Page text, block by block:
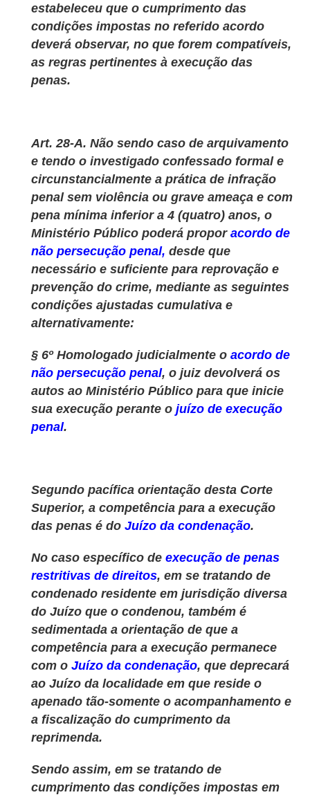
estabeleceu que o cumprimento das
condições impostas no referido acordo
deverá observar, no que forem compatíveis,
as regras pertinentes à execução das
penas.
Art. 28-A. Não sendo caso de arquivamento
e tendo o investigado confessado formal e
circunstancialmente a prática de infração
penal sem violência ou grave ameaça e com
pena mínima inferior a 4 (quatro) anos, o
Ministério Público poderá proporacordo de
não persecução penal, desde que
necessário e suficiente para reprovação e
prevenção do crime, mediante as seguintes
condições ajustadas cumulativa e
alternativamente:
§ 6º Homologado judicialmente oacordo de
não persecução penal, o juiz devolverá os
autos ao Ministério Público para que inicie
sua execução perante ojuízo de execução
penal.
Segundo pacífica orientação desta Corte
Superior, a competência para a execução
das penas é doJuízo da condenação.
No caso específico deexecução de penas
restritivas de direitos, em se tratando de
condenado residente em jurisdição diversa
do Juízo que o condenou, também é
sedimentada a orientação de que a
competência para a execução permanece
com oJuízo da condenação, que deprecará
ao Juízo da localidade em que reside o
apenado tão-somente o acompanhamento e
a fiscalização do cumprimento da
reprimenda.
Sendo assim, em se tratando de
cumprimento das condições impostas em